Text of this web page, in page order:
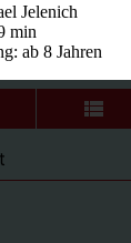
Jelenich
min
ab 8 Jahren